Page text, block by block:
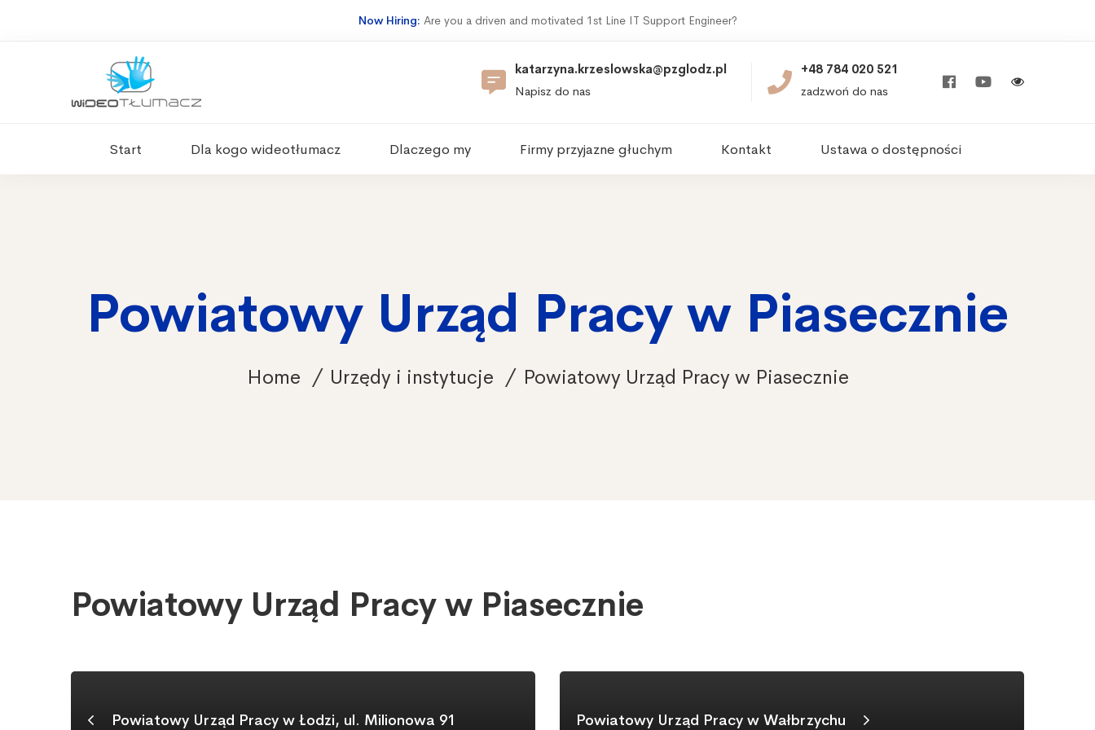
Now Hiring: Are you a driven and motivated 1st Line IT Support Engineer?
katarzyna.krzeslowska@pzglodz.pl
Napisz do nas
+48 784 020 521
zadzwoń do nas
Start Dla kogo wideotłumacz Dlaczego my Firmy przyjazne głuchym Kontakt Ustawa o dostępności
Powiatowy Urząd Pracy w Piasecznie
Home Urzędy i instytucje Powiatowy Urząd Pracy w Piasecznie
Powiatowy
Urząd
Powiatowy Urząd Pracy w Piasecznie
Powiatowy Urząd Pracy w Łodzi, ul. Milionowa 91 Powiatowy Urząd Pracy w Wałbrzychu